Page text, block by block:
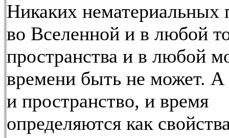
Никаких нематериальных
во Вселенной и в любой
пространства и в любой
времени быть не может. А
и пространство, и время
определяются как